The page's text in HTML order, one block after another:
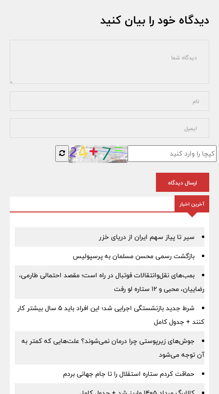
دیدگاه خود را بیان کنید
ارسال دیدگاه
آخرین اخبار
سیر تا پیاز سهم ایران از دریای خزر
بازگشت رسمی محسن مسلمان به پرسپولیس
بمب‌های نقل‌وانتقالات فوتبال در راه است؛ مقصد احتمالی طارمی،
رضاییان، محبی و ۱۲ ستاره لو رفت
شرط جدید بازنشستگی اجرایی شد؛ این افراد باید ۵ سال بیشتر کار
کنند + جدول کامل
جوش‌های زیرپوستی چرا درمان نمی‌شوند؟ علت‌هایی که کمتر به
آن توجه می‌شود
حماقت کردم ستاره استقلال را تا جام جهانی بردم